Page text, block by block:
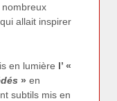
allait inspirer
en lumière l’ «
» en
subtils mis en